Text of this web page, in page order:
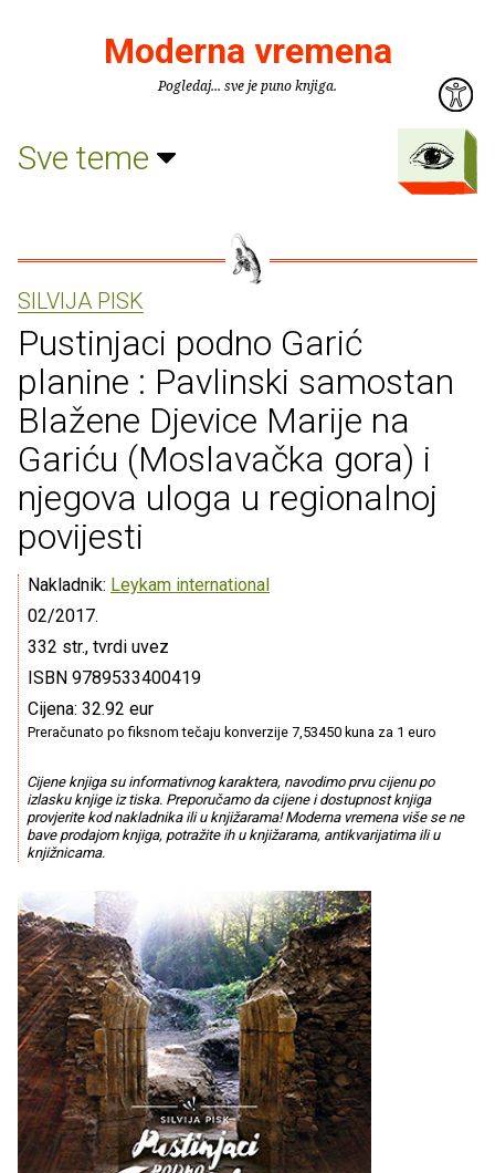
Moderna vremena
Pogledaj... sve je puno knjiga.
Sve teme
SILVIJA PISK
Pustinjaci podno Garić
planine : Pavlinski samostan
Blažene Djevice Marije na
Gariću (Moslavačka gora) i
njegova uloga u regionalnoj
povijesti
Nakladnik: Leykam international
02/2017.
332 str., tvrdi uvez
ISBN 9789533400419
Cijena: 32.92 eur
Preračunato po fiksnom tečaju konverzije 7,53450 kuna za 1 euro
Cijene knjiga su informativnog karaktera, navodimo prvu cijenu po
izlasku knjige iz tiska. Preporučamo da cijene i dostupnost knjiga
provjerite kod nakladnika ili u knjižarama! Moderna vremena više se ne
bave prodajom knjiga, potražite ih u knjižarama, antikvarijatima ili u
knjižnicama.